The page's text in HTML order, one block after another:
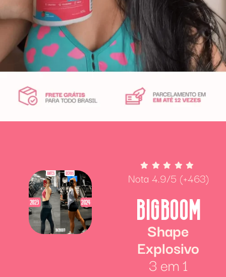
Nota 4.9/5 (+463)
BIGBOOM
Shape
Explosivo
3 em 1